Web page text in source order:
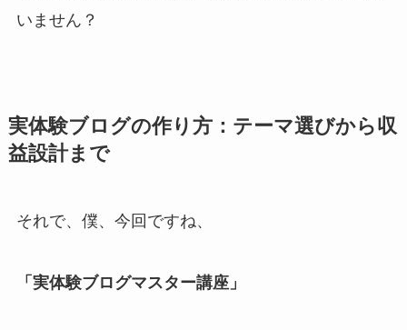
いません？
実体験ブログの作り方：テーマ選びから収
益設計まで
それで、僕、今回ですね、
「実体験ブログマスター講座」